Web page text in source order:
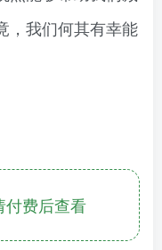
我们何其有幸能
费后查看